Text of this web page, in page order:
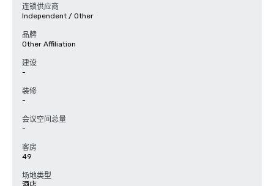
连锁供应商
Independent / Other
品牌
Other Affiliation
建设
-
装修
-
会议空间总量
-
客房
49
场地类型